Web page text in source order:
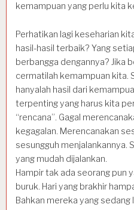
kemampuan yang perlu kita
Perhatikan lagi keseharian
hasil-hasil terbaik? Yang
berbangga dengannya? Jika
cermatilah kemampuan kita.
hanyalah hasil dari
terpenting yang harus kita
“rencana”. Gagal
kegagalan. Merencanakan
sesungguh menjalankannya.
yang mudah dijalankan.
Hampir tak ada seorang pun
buruk. Hari yang brakhir
Bahkan mereka yang sedang